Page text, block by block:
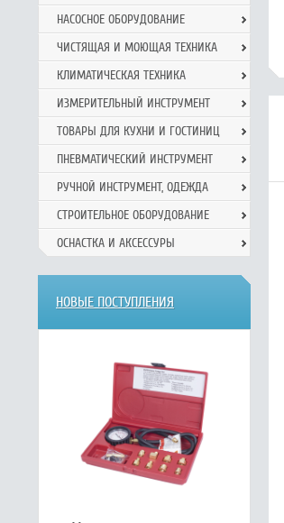
НАСОСНОЕ ОБОРУДОВАНИЕ
ЧИСТЯЩАЯ И МОЮЩАЯ ТЕХНИКА
КЛИМАТИЧЕСКАЯ ТЕХНИКА
ИЗМЕРИТЕЛЬНЫЙ ИНСТРУМЕНТ
ТОВАРЫ ДЛЯ КУХНИ И ГОСТИНИЦ
ПНЕВМАТИЧЕСКИЙ ИНСТРУМЕНТ
РУЧНОЙ ИНCТРУМЕНТ, ОДЕЖДА
СТРОИТЕЛЬНОЕ ОБОРУДОВАНИЕ
ОСНАСТКА И АКСЕССУРЫ
НОВЫЕ ПОСТУПЛЕНИЯ